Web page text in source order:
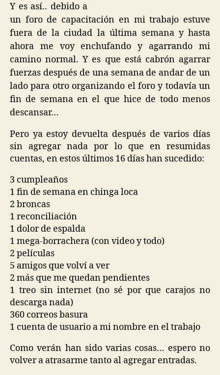
Y es así.. debido a
un foro de capacitación en mi trabajo estuve
fuera de la ciudad la última semana y hasta
ahora me voy enchufando y agarrando mi
camino normal. Y es que está cabrón agarrar
fuerzas después de una semana de andar de un
lado para otro organizando el foro y todavía un
fin de semana en el que hice de todo menos
descansar…
Pero ya estoy devuelta después de varios días
sin agregar nada por lo que en resumidas
cuentas, en estos últimos 16 días han sucedido:
3 cumpleaños
1 fin de semana en chinga loca
2 broncas
1 reconciliación
1 dolor de espalda
1 mega-borrachera (con video y todo)
2 películas
5 amigos que volví a ver
2 más que me quedan pendientes
1 treo sin internet (no sé por que carajos no
descarga nada)
360 correos basura
1 cuenta de usuario a mi nombre en el trabajo
Como verán han sido varias cosas… espero no
volver a atrasarme tanto al agregar entradas.